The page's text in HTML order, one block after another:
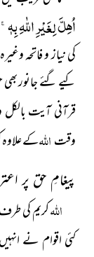
اُهِلَّ لِغَیْرِ اللّٰهِ بِهٖۚ-
کی نیاز و فاتحہ
کیے گئے جانور بھی
قرآنی آیت
وقت اللہکے علاوہ
پیغامِ حق پر
اللہکریم کی
کئی اقوام نے